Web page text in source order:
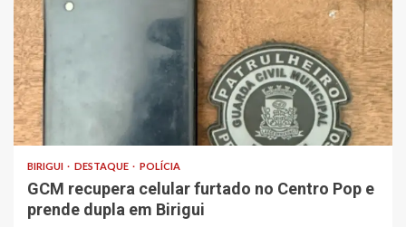
BIRIGUI DESTAQUE POLÍCIA
GCM recupera celular furtado no Centro Pop e
prende dupla em Birigui